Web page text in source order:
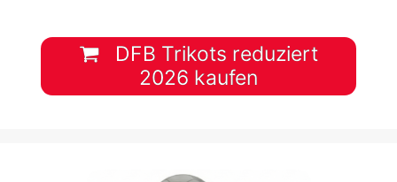
DFB Trikots reduziert
2026 kaufen